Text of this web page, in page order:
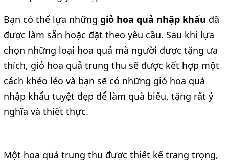
Bạn có thể lựa những giỏ hoa quả nhập khẩu đã
được làm sẵn hoặc đặt theo yêu cầu. Sau khi lựa
chọn những loại hoa quả mà người được tặng ưa
thích, giỏ hoa quả trung thu sẽ được kết hợp một
cách khéo léo và bạn sẽ có những giỏ hoa quả
nhập khẩu tuyệt đẹp để làm quà biếu, tặng rất ý
nghĩa và thiết thực.
Một hoa quả trung thu được thiết kế trang trọng,